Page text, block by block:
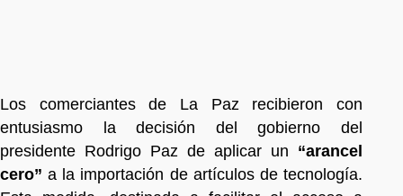
Los comerciantes de La Paz recibieron con
entusiasmo la decisión del gobierno del
presidente Rodrigo Paz de aplicar un “arancel
cero” a la importación de artículos de tecnología.